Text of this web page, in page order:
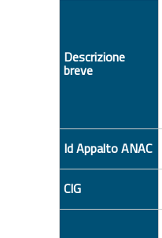
Descrizione
breve
Id Appalto ANAC
CIG